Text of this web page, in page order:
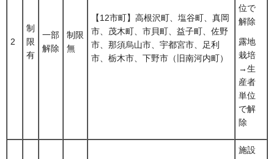
2
制
限
有
一部
解除
制限
無
【12市町】高根沢町、塩谷町、真岡
市、茂木町、市貝町、益子町、佐野
市、那須烏山市、宇都宮市、足利
市、栃木市、下野市（旧南河内町）
位で
解除
露地
栽培
→生
産者
単位
で解
除
施設